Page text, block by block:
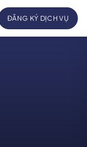
ĐĂNG KÝ DỊCH VỤ